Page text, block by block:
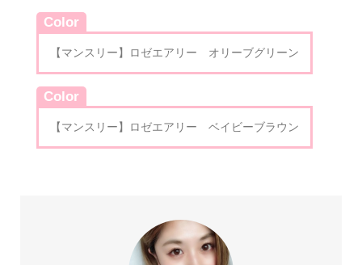
Color
【マンスリー】ロゼエアリー オリーブグリーン
Color
【マンスリー】ロゼエアリー ベイビーブラウン